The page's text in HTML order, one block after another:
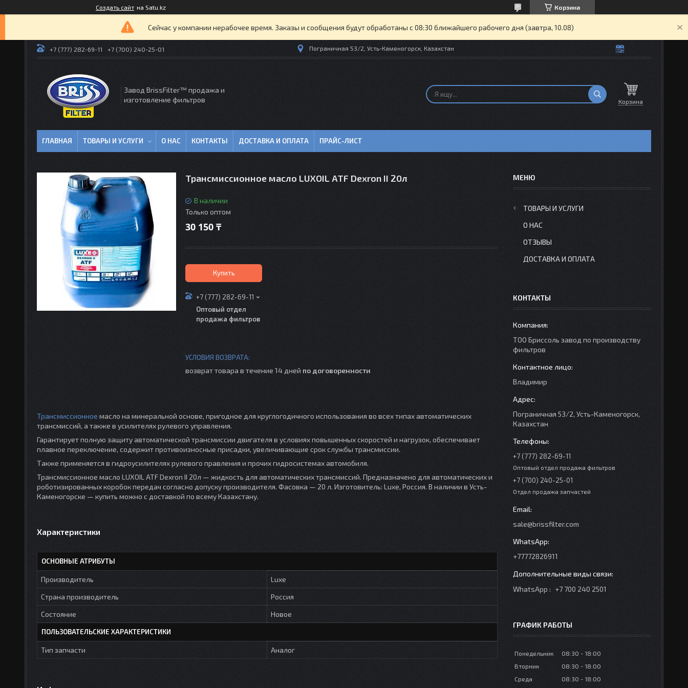
Создать сайт на Satu.kz Корзина
Сейчас у компании нерабочее время. Заказы и сообщения будут обработаны с 08:30 ближайшего рабочего дня (завтра, 10.08)
+7 (777) 282-69-11 +7 (700) 240-25-01 Пограничная 53/2, Усть-Каменогорск, Казахстан
Завод BrissFilter™ продажа и
изготовление фильтров
Корзина
ГЛАВНАЯ ТОВАРЫ И УСЛУГИ О НАС КОНТАКТЫ ДОСТАВКА И ОПЛАТА ПРАЙС-ЛИСТ
Трансмиссионное масло LUXOIL ATF Dexron II 20л
В наличии
Только оптом
30 150 ₸
Купить
+7 (777) 282-69-11
Оптовый отдел
продажа фильтров
возврат товара в течение 14 дней по договоренности
Трансмиссионное масло на минеральной основе, пригодное для круглогодичного использования во всех типах автоматических
трансмиссий, а также в усилителях рулевого управления.
Гарантирует полную защиту автоматической трансмиссии двигателя в условиях повышенных скоростей и нагрузок, обеспечивает
плавное переключение, содержит противоизносные присадки, увеличивающие срок службы трансмиссии.
Также применяется в гидроусилителях рулевого правления и прочих гидросистемах автомобиля.
Трансмиссионное масло LUXOIL ATF Dexron II 20л — жидкость для автоматических трансмиссий. Предназначено для автоматических и
роботизированных коробок передач согласно допуску производителя. Фасовка — 20 л. Изготовитель: Luxe, Россия. В наличии в Усть-
Каменогорске — купить можно с доставкой по всему Казахстану.
Характеристики
ОСНОВНЫЕ АТРИБУТЫ
Производитель
Luxe
Страна производитель
Россия
Состояние
Новое
ПОЛЬЗОВАТЕЛЬСКИЕ ХАРАКТЕРИСТИКИ
Тип запчасти Аналог
ТОВАРЫ И УСЛУГИ
О НАС
ОТЗЫВЫ
ДОСТАВКА И ОПЛАТА
КОНТАКТЫ
ТОО Бриссоль завод по производству
фильтров
Владимир
Пограничная 53/2, Усть-Каменогорск,
Казахстан
+7 (777) 282-69-11
Оптовый отдел продажа фильтров
+7 (700) 240-25-01
Отдел продажа запчастей
sale@brissfilter.com
+77772826911
WhatsApp +7 700 240 2501
ГРАФИК РАБОТЫ
Понедельник 08:30
18:00
Вторник
08:30
18:00
Среда
08:30 18:00